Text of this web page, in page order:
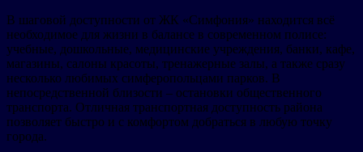
В шаговой доступности от ЖК «Симфония» находится всё
необходимое для жизни в балансе в современном полисе:
учебные, дошкольные, медицинские учреждения, банки, кафе,
магазины, салоны красоты, тренажерные залы, а также сразу
несколько любимых симферопольцами парков. В
непосредственной близости – остановки общественного
транспорта. Отличная транспортная доступность района
позволяет быстро и с комфортом добраться в любую точку
города.